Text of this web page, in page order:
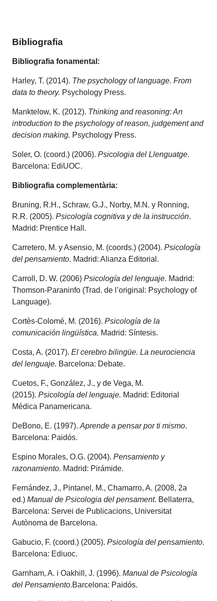
Bibliografia
Bibliografia fonamental:
Harley, T. (2014). The psychology of language. From
data to theory. Psychology Press.
Manktelow, K. (2012). Thinking and reasoning: An
introduction to the psychology of reason, judgement and
decision making. Psychology Press.
Soler, O. (coord.) (2006).Psicologia del Llenguatge.
Barcelona: EdiUOC.
Bibliografia complementària:
Bruning, R.H., Schraw, G.J., Norby, M.N. y Ronning,
R.R. (2005).Psicología cognitiva y de la instrucción.
Madrid: Prentice Hall.
Carretero, M. y Asensio, M. (coords.) (2004).Psicología
del pensamiento. Madrid: Alianza Editorial.
Carroll, D. W. (2006)Psicología del lenguaje. Madrid:
Thomson-Paraninfo (Trad. de l’original: Psychology of
Language).
Cortès-Colomé, M. (2016).Psicología de la
comunicación lingüística. Madrid: Síntesis.
Costa, A. (2017).El cerebro bilingüe. La neurociencia
del lenguaje. Barcelona: Debate.
Cuetos, F., González, J., y de Vega, M.
(2015).Psicología del lenguaje. Madrid: Editorial
Médica Panamericana.
DeBono, E. (1997).Aprende a pensar por ti mismo.
Barcelona: Paidós.
Espino Morales, O.G. (2004).Pensamiento y
razonamiento. Madrid: Pirámide.
Fernández, J., Pintanel, M., Chamarro, A. (2008, 2a
ed.)Manual de Psicologia del pensament. Bellaterra,
Barcelona: Servei de Publicacions, Universitat
Autònoma de Barcelona.
Gabucio, F. (coord.) (2005).Psicología del pensamiento.
Barcelona: Ediuoc.
Garnham, A. i Oakhill, J. (1996). Manual de Psicología
del Pensamiento.Barcelona: Paidós.